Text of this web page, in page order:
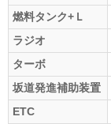
燃料タンク+Ｌ
ラジオ
ターボ
坂道発進補助装置
ETC